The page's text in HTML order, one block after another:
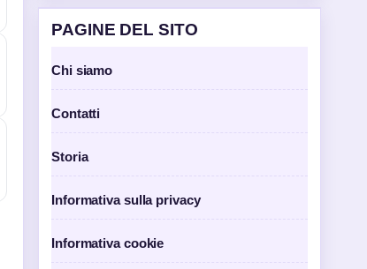
PAGINE DEL SITO
Chi siamo
Contatti
Storia
Informativa sulla privacy
Informativa cookie